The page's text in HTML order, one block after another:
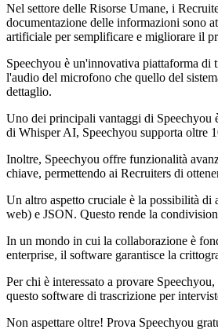
Nel settore delle Risorse Umane, i
documentazione delle informazioni sono
artificiale per semplificare e migliorare il
Speechyou è un'innovativa piattaforma di
l'audio del microfono che quello del
dettaglio.
Uno dei principali vantaggi di Speechyou
di Whisper AI, Speechyou supporta oltre
Inoltre, Speechyou offre funzionalità
chiave, permettendo ai Recruiters di
Un altro aspetto cruciale è la possibilità
web) e JSON. Questo rende la
In un mondo in cui la collaborazione è
enterprise, il software garantisce la
Per chi è interessato a provare
questo software di trascrizione per
Non aspettare oltre! Prova Speechyou